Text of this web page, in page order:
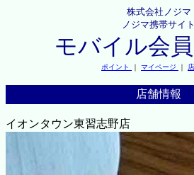
株式会社ノジマ
ノジマ携帯サイト
モバイル会
ポイント ｜ マイページ ｜
店舗情報
イオンタウン東習志野店